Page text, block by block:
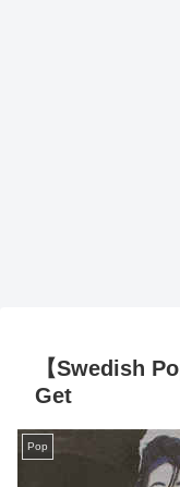
【Swedish
Get
Pop